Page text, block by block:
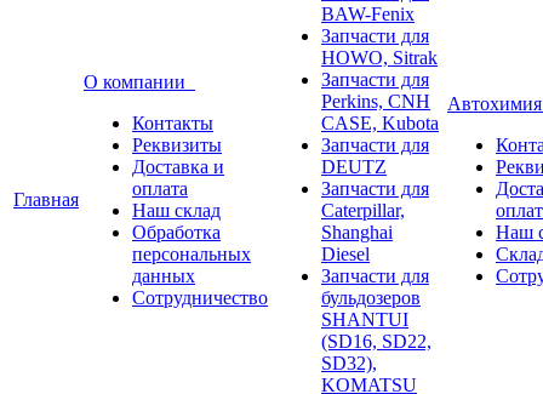
Главная
О компании
Контакты
Реквизиты
Доставка и
оплата
Наш склад
Обработка
персональных
данных
Сотрудничество
BAW-Fenix
Запчасти для
HOWO, Sitrak
Запчасти для
Perkins, CNH
CASE, Kubota
Запчасти для
DEUTZ
Запчасти для
Caterpillar,
Shanghai
Diesel
Запчасти для
бульдозеров
SHANTUI
(SD16, SD22,
SD32),
KOMATSU
Наш